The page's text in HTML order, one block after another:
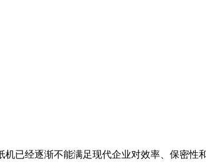
已经逐渐不能满足现代企业对效率、保密性